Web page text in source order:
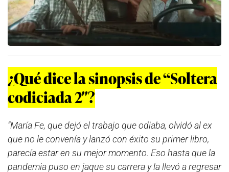
¿Qué dice la sinopsis de “Soltera
codiciada 2″?
“María Fe, que dejó el trabajo que odiaba, olvidó al ex
que no le convenía y lanzó con éxito su primer libro,
parecía estar en su mejor momento. Eso hasta que la
pandemia puso en jaque su carrera y la llevó a regresar